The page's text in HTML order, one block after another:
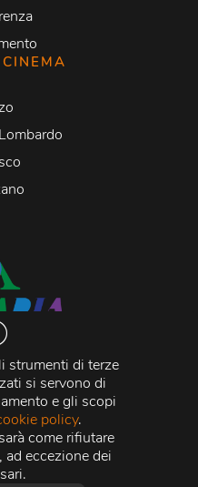
strumenti di terze
si servono di
e gli scopi
policy.
come rifiutare
eccezione dei
Libertà 20066 Melzo (MI)
n. 1427910
n. 338392 -
| Capitale Sociale
i.v.
2026 © Tutti i diritti